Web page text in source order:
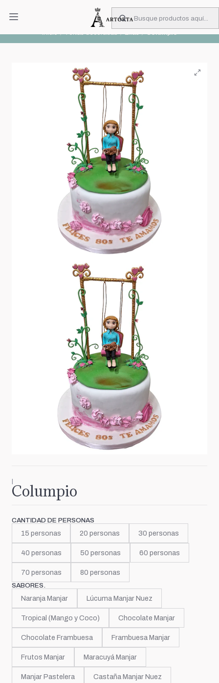
PIDA CON MUCHA ANTICIPACIÓN
Inicio Tortas decoradas Ellas Columpio
|
Columpio
CANTIDAD DE PERSONAS
15 personas 20 personas 30 personas
40 personas 50 personas 60 personas
70 personas 80 personas
SABORES.
Naranja Manjar Lúcuma Manjar Nuez
Tropical (Mango y Coco) Chocolate Manjar
Chocolate Frambuesa Frambuesa Manjar
Frutos Manjar Maracuyá Manjar
Manjar Pastelera Castaña Manjar Nuez